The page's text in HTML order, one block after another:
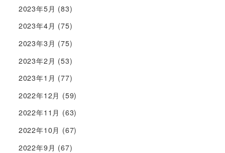
2023年5月 (83)
2023年4月 (75)
2023年3月 (75)
2023年2月 (53)
2023年1月 (77)
2022年12月 (59)
2022年11月 (63)
2022年10月 (67)
2022年9月 (67)